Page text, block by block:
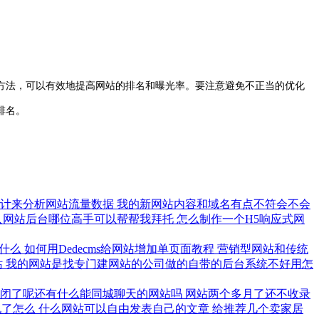
，可以有效地提高网站的排名和曝光率。要注意避免不正当的优化
。
来分析网站流量数据 我的新网站内容和域名有点不符会不会
站后台哪位高手可以帮帮我拜托 怎么制作一个H5响应式网
么 如何用Dedecms给网站增加单页面教程 营销型网站和传统
我的网站是找专门建网站的公司做的自带的后台系统不好用怎
了呢还有什么能同城聊天的网站吗 网站两个多月了还不收录
怎么 什么网站可以自由发表自己的文章 给推荐几个卖家居